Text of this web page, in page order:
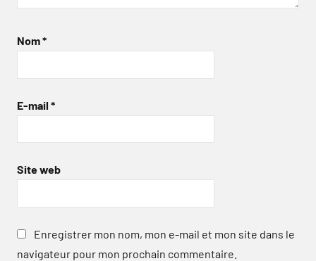
Nom*
E-mail *
Site web
Enregistrer mon nom, mon e-mail et mon site dans le
navigateur pour mon prochain commentaire.